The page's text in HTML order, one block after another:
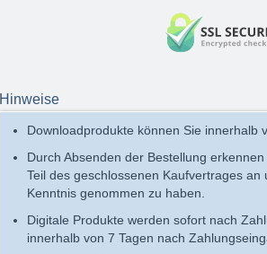
Hinweise
Downloadprodukte können Sie
Durch Absenden der Bestellung
Teil des geschlossenen Kaufvertrages
Kenntnis genommen zu haben.
Digitale Produkte werden sofort nach
innerhalb von 7 Tagen nach